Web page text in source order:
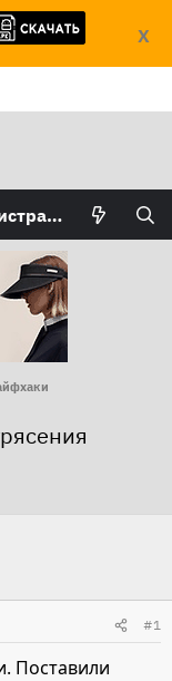
X
Регистрация
#1
Поставили